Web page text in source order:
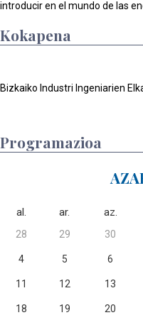
introducir en el mundo de las
Kokapena
Bizkaiko Industri Ingeniarien
Programazioa
al. ar. az.
28 29 30
4 5 6
11 12 13
18 19 20